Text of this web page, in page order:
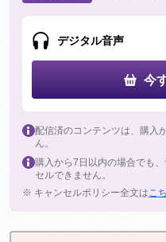
デジタル音声
今
配信済のコンテンツは、購入
ん。
購入から7日以内の場合でも
セルできません。
※ キャンセルポリシー全文はこ